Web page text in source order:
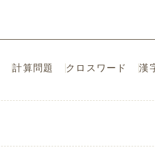
計算問題 クロスワード 漢